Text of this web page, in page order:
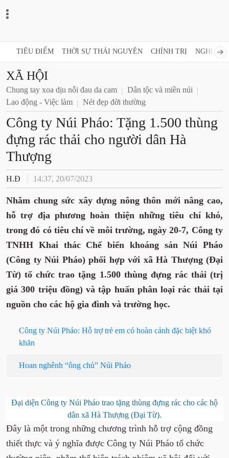
TIÊU ĐIỂM THỜI SỰ THÁI NGUYÊN CHÍNH TRỊ NGHỊ
XÃ HỘI
Chung tay xoa dịu nỗi đau da cam
Dân tộc và miền núi
Lao động - Việc làm
Nét đẹp đời thường
Công ty Núi Pháo: Tặng 1.500 thùng
đựng rác thải cho người dân Hà
Thượng
H.Đ 14:37, 20/07/2023
Nhằm chung sức xây dựng nông thôn mới nâng cao,
hỗ trợ địa phương hoàn thiện những tiêu chí khó,
trong đó có tiêu chí về môi trường, ngày 20-7, Công ty
TNHH Khai thác Chế biến khoáng sản Núi Pháo
(Công ty Núi Pháo) phối hợp với xã Hà Thượng (Đại
Từ) tổ chức trao tặng 1.500 thùng đựng rác thải (trị
giá 300 triệu đồng) và tập huấn phân loại rác thải tại
nguồn cho các hộ gia đình và trường học.
Công ty Núi Pháo: Hỗ trợ trẻ em có hoàn cảnh đặc biệt khó
khăn
Hoan nghênh “ông chủ” Núi Pháo
Đại diện Công ty Núi Pháo trao tặng thùng đựng rác cho các hộ
dân xã Hà Thượng (Đại Từ).
Đây là một trong những chương trình hỗ trợ cộng đồng
thiết thực và ý nghĩa được Công ty Núi Pháo tổ chức